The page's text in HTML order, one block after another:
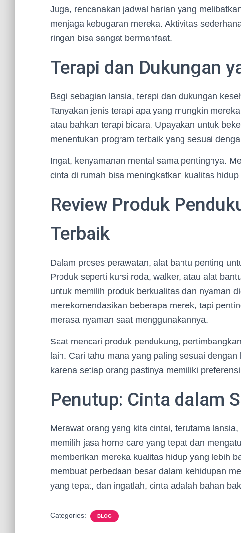
Juga, rencanakan jadwal harian yang
menjaga kebugaran mereka. Aktivitas
ringan bisa sangat bermanfaat.
Terapi dan Dukungan
Bagi sebagian lansia, terapi dan dukungan
Tanyakan jenis terapi apa yang mungkin
atau bahkan terapi bicara. Upayakan untuk
menentukan program terbaik yang sesuai
Ingat, kenyamanan mental sama pentingnya.
cinta di rumah bisa meningkatkan kualitas
Review Produk
Terbaik
Dalam proses perawatan, alat bantu penting
Produk seperti kursi roda, walker, atau alat
untuk memilih produk berkualitas dan nyaman
merekomendasikan beberapa merek, tapi
merasa nyaman saat menggunakannya.
Saat mencari produk pendukung,
lain. Cari tahu mana yang paling sesuai
karena setiap orang pastinya memiliki
Penutup: Cinta dalam
Merawat orang yang kita cintai, terutama
memilih jasa home care yang tepat dan
memberikan mereka kualitas hidup yang lebih
membuat perbedaan besar dalam kehidupan
yang tepat, dan ingatlah, cinta adalah bahan
Categories: BLOG